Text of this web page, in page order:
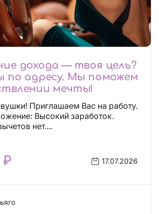
дохода — твоя цель?
по адресу. Мы поможем
в осуществлении мечты!
Вас на работу.
заработок.
нет....
₽ 17.07.2026